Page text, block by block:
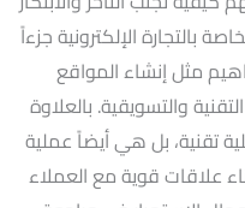
بالتجارة الإلكترونية جزءاً
مثل إنشاء المواقع
والتسويقية. بالعلاوة
تقنية، بل هي أيضاً عملية
علاقات قوية مع العملاء